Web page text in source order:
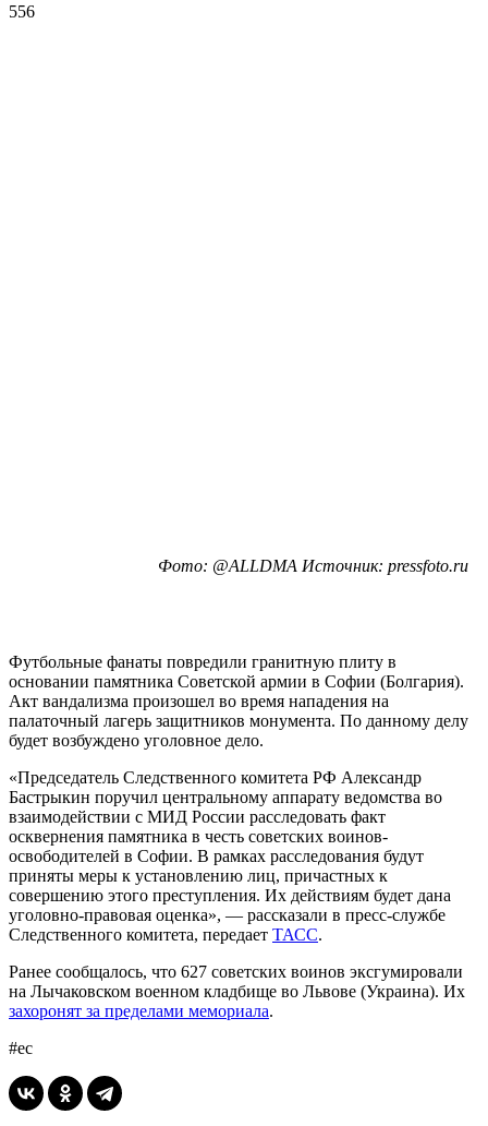
556
Фото: @ALLDMA Источник: pressfoto.ru
Футбольные фанаты повредили гранитную плиту в
основании памятника Советской армии в Софии (Болгария).
Акт вандализма произошел во время нападения на
палаточный лагерь защитников монумента. По данному делу
будет возбуждено уголовное дело.
«Председатель Следственного комитета РФ Александр
Бастрыкин поручил центральному аппарату ведомства во
взаимодействии с МИД России расследовать факт
осквернения памятника в честь советских воинов-
освободителей в Софии. В рамках расследования будут
приняты меры к установлению лиц, причастных к
совершению этого преступления. Их действиям будет дана
уголовно-правовая оценка», — рассказали в пресс-службе
Следственного комитета, передает ТАСС.
Ранее сообщалось, что 627 советских воинов эксгумировали
на Лычаковском военном кладбище во Львове (Украина). Их
захоронят за пределами мемориала.
#ес